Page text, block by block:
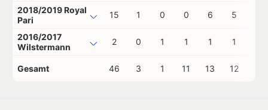
2018/2019 Royal
Pari
15 1 0 0 6 5
2016/2017
Wilstermann
2 0 1 1 1 1
Gesamt 46 3 1 11 13 12